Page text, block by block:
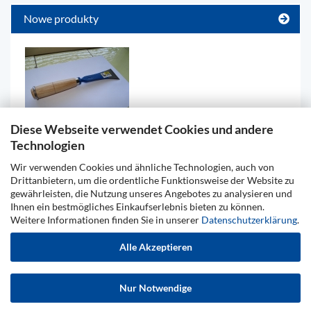
Diese Webseite verwendet Cookies und andere
Technologien
Wir verwenden Cookies und ähnliche Technologien, auch von
Drittanbietern, um die ordentliche Funktionsweise der Website zu
gewährleisten, die Nutzung unseres Angebotes zu analysieren und
Ihnen ein bestmögliches Einkaufserlebnis bieten zu können.
Weitere Informationen finden Sie in unserer Datenschutzerklärung.
Alle Akzeptieren
Nur Notwendige
Nowe produkty
Baleisen, Specjalna jakosc, Raczka drewniana z pierscieniem
88,61 EUR
Kontakt
Warunki wysyłki i płatności
odstąpienia
OGH
Polityka prywatnosci Cookie Einstellungen